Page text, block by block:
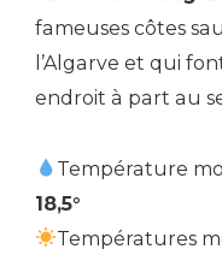
fameuses côtes
l’Algarve et qui
endroit à part au
Température
18,5°
Températures